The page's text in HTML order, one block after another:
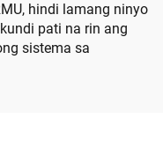
hindi lamang ninyo
pati na rin ang
sistema sa